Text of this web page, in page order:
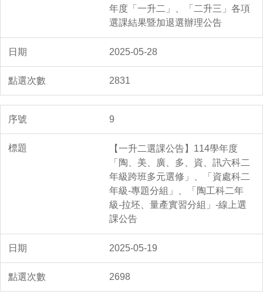
年度「一升二」、「二升三」各項
選課結果暨加退選辦理公告
2025-05-28
2831
9
【一升二選課公告】114學年度
「陶、美、廣、多、資、訊六科二
年級跨班多元選修」、「資處科二
年級-專題分組」、「陶工科二年
級-拉坯、量產實習分組」-線上選
課公告
2025-05-19
2698